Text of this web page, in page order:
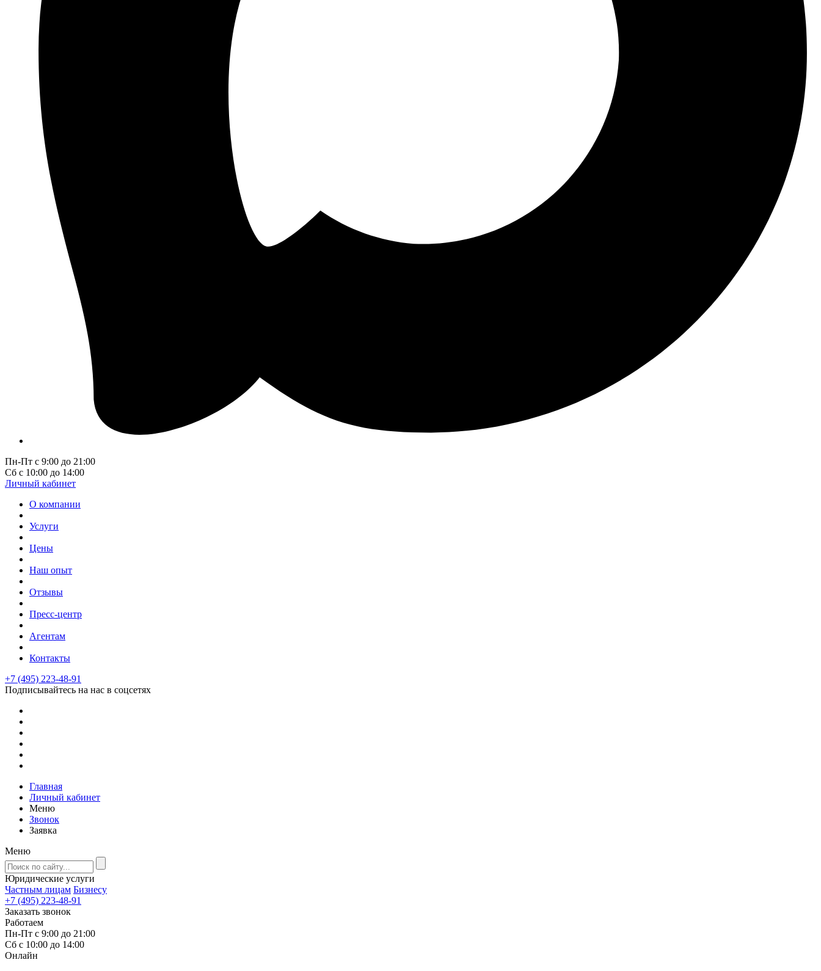
Пн-Пт с 9:00 до 21:00
Сб с 10:00 до 14:00
Личный кабинет
О компании
Услуги
Цены
Наш опыт
Отзывы
Пресс-центр
Агентам
Контакты
+7 (495) 223-48-91
Подписывайтесь на нас в соцсетях
Главная
Личный кабинет
Меню
Звонок
Заявка
Меню
Юридические услуги
Частным лицам Бизнесу
+7 (495) 223-48-91
Заказать звонок
Работаем
Пн-Пт с 9:00 до 21:00
Сб с 10:00 до 14:00
Онлайн